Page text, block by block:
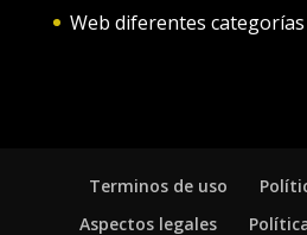
Web diferentes categorías
Terminos de uso
Aspectos legales